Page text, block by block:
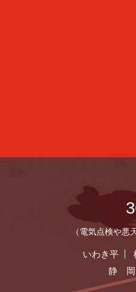
（電気点検や悪
いわき平
静 岡